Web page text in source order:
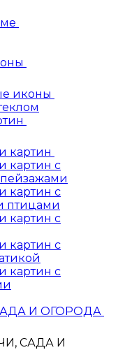
иконы
картин
картин с
картин с
птицами
картин с
картин с
картин с
И ОГОРОДА
САДА И